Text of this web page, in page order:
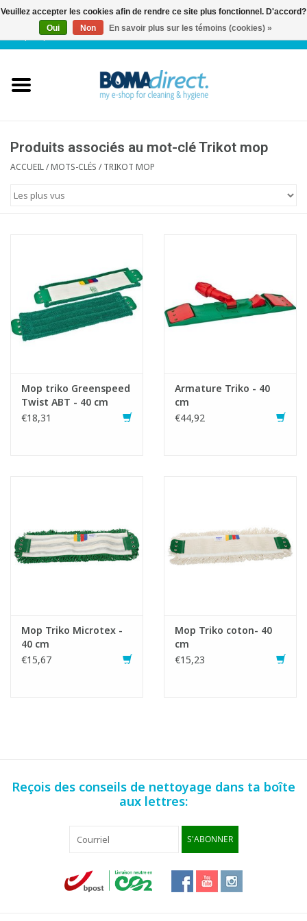
FR| 0 Articles
Service client
Produits associés au mot-clé Trikot mop
ACCUEIL/MOTS-CLÉS /TRIKOT MOP
Mop triko Greenspeed
Twist ABT - 40 cm
€18,31
Armature Triko - 40
cm
€44,92
Mop Triko Microtex -
40 cm
€15,67
Mop Triko coton- 40
cm
€15,23
Reçois des conseils de nettoyage dans ta boîte
aux lettres:
S'ABONNER
Veuillez accepter les cookies afin de rendre ce site plus fonctionnel. D'accord?
Oui
Non En savoir plus sur les témoins (cookies) »